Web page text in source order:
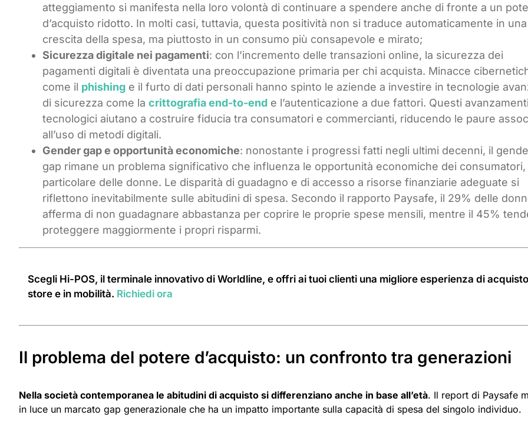
atteggiamento si manifesta nella loro volontà di continuare a spendere anche di fronte a un
d’acquisto ridotto. In molti casi, tuttavia, questa positività non si traduce automaticamente in una
crescita della spesa, ma piuttosto in un consumo più consapevole e mirato;
Sicurezza digitale nei pagamenti: con l’incremento delle transazioni online, la sicurezza dei
pagamenti digitali è diventata una preoccupazione primaria per chi acquista. Minacce
come il phishing e il furto di dati personali hanno spinto le aziende a investire in tecnologie
di sicurezza come la crittografia end-to-end e l’autenticazione a due fattori. Questi
tecnologici aiutano a costruire fiducia tra consumatori e commercianti, riducendo le paure
all’uso di metodi digitali.
Gender gap e opportunità economiche: nonostante i progressi fatti negli ultimi decenni, il
gap rimane un problema significativo che influenza le opportunità economiche dei consumatori,
particolare delle donne. Le disparità di guadagno e di accesso a risorse finanziarie adeguate si
riflettono inevitabilmente sulle abitudini di spesa. Secondo il rapporto Paysafe, il 29% delle
afferma di non guadagnare abbastanza per coprire le proprie spese mensili, mentre il 45%
proteggere maggiormente i propri risparmi.
Scegli Hi-POS, il terminale innovativo di Worldline, e offri ai tuoi clienti una migliore esperienza di
store e in mobilità. Richiedi ora
Il problema del potere d’acquisto: un confronto tra generazioni
Nella società contemporanea le abitudini di acquisto si differenziano anche in base all’età. Il report di Paysafe
in luce un marcato gap generazionale che ha un impatto importante sulla capacità di spesa del singolo individuo.